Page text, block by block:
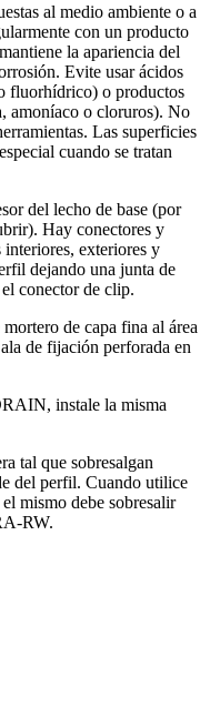
al medio ambiente o a
con un producto
la apariencia del
Evite usar ácidos
fluorhídrico) o productos
amoníaco o cloruros). No
Las superficies
cuando se tratan
del lecho de base (por
Hay conectores y
interiores, exteriores y
dejando una junta de
conector de clip.
de capa fina al área
de fijación perforada en
instale la misma
tal que sobresalgan
del perfil. Cuando utilice
mismo debe sobresalir
RW.